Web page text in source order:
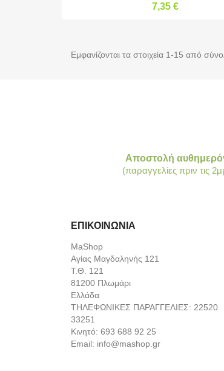
7,35 €
Εμφανίζονται τα στοιχεία 1-15 από
Αποστολή
(παραγγελίες πριν τις
ΕΠΙΚΟΙΝΩΝΙΑ
MaShop
Αγίας Μαγδαληνής 121
Τ.Θ. 121
81200 Πλωμάρι
Ελλάδα
ΤΗΛΕΦΩΝΙΚΕΣ ΠΑΡΑΓΓΕΛΙΕΣ: 22520
33251
Κινητό: 693 688 92 25
Email: info@mashop.gr